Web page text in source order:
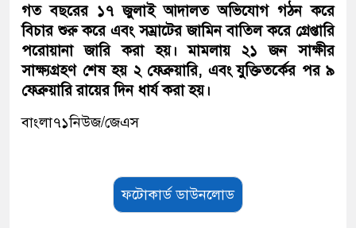
গত বছরের ১৭ জুলাই আদালত অভিযোগ গঠন করে
বিচার শুরু করে এবং সম্রাটের জামিন বাতিল করে গ্রেপ্তারি
পরোয়ানা জারি করা হয়। মামলায় ২১ জন সাক্ষীর
সাক্ষ্যগ্রহণ শেষ হয় ২ ফেব্রুয়ারি, এবং যুক্তিতর্কের পর ৯
ফেব্রুয়ারি রায়ের দিন ধার্য করা হয়।
বাংলা৭১নিউজ/জেএস
ফটোকার্ড ডাউনলোড